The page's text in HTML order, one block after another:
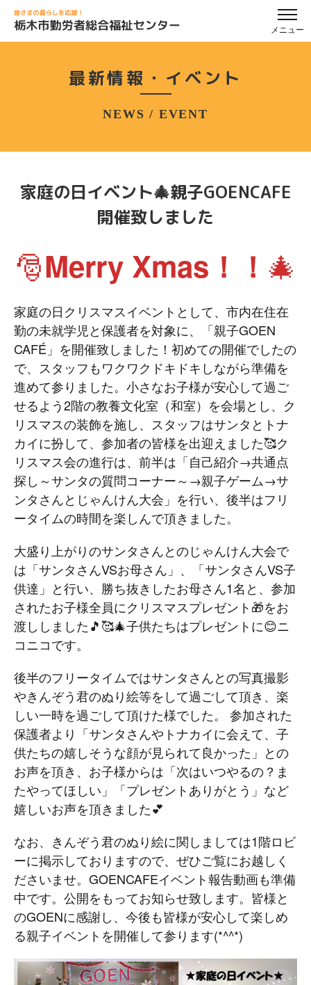
メニュー
最新情報・イベント
NEWS / EVENT
家庭の日イベント🎄親子GOENCAFE
開催致しました
🎅Merry Xmas！！ 🎄
家庭の日クリスマスイベントとして、市内在住在
勤の未就学児と保護者を対象に、「親子GOEN
CAFÉ」を開催致しました！初めての開催でしたの
で、スタッフもワクワクドキドキしながら準備を
進めて参りました。小さなお子様が安心して過ご
せるよう2階の教養文化室（和室）を会場とし、ク
リスマスの装飾を施し、スタッフはサンタとトナ
カイに扮して、参加者の皆様を出迎えました🥰ク
リスマス会の進行は、前半は「自己紹介→共通点
探し～サンタの質問コーナー～→親子ゲーム→サ
ンタさんとじゃんけん大会」を行い、後半はフリ
ータイムの時間を楽しんで頂きました。
大盛り上がりのサンタさんとのじゃんけん大会で
は「サンタさんVSお母さん」、「サンタさんVS子
供達」と行い、勝ち抜きしたお母さん1名と、参加
されたお子様全員にクリスマスプレゼント🎁をお
渡ししました🎵🥰🎄子供たちはプレゼントに😊ニ
コニコです。
後半のフリータイムではサンタさんとの写真撮影
やきんぞう君のぬり絵等をして過ごして頂き、楽
しい一時を過ごして頂けた様でした。 参加された
保護者より「サンタさんやトナカイに会えて、子
供たちの嬉しそうな顔が見られて良かった」との
お声を頂き、お子様からは「次はいつやるの？ま
たやってほしい」「プレゼントありがとう」など
嬉しいお声を頂きました💕
なお、きんぞう君のぬり絵に関しましては1階ロビ
ーに掲示しておりますので、ぜひご覧にお越しく
ださいませ。GOENCAFEイベント報告動画も準備
中です。公開をもってお知らせ致します。皆様と
のGOENに感謝し、今後も皆様が安心して楽しめ
る親子イベントを開催して参ります(*^^*)